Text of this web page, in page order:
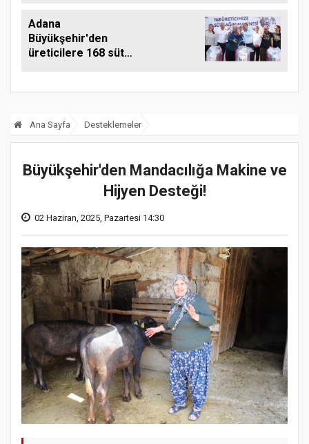
Adana
Büyükşehir'den
üreticilere 168 süt
Ana Sayfa Desteklemeler
Büyükşehir'den Mandacılığa Makine ve
Hijyen Desteği!
02 Haziran, 2025, Pazartesi 14:30